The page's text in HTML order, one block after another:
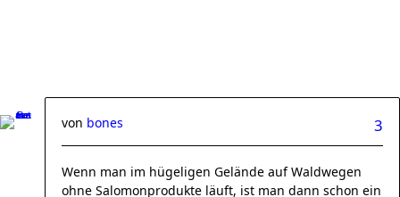
3
von bones
Wenn man im hügeligen Gelände auf Waldwegen
ohne Salomonprodukte läuft, ist man dann schon ein